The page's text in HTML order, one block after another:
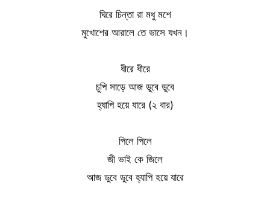
ঘিরে চিন্তা রা মধু মশে
মুখোশের আরালে তে ভাসে যখন।
ধীরে ধীরে
চুপি সাড়ে আজ ডুবে ডুবে
হ্যাপি হয়ে যারে (২ বার)
পিলে পিলে
জী ভাই কে জিলে
আজ ডুবে ডুবে হ্যাপি হয়ে যারে